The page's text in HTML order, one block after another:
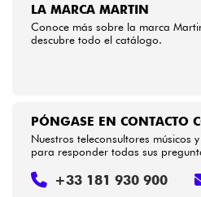
LA MARCA MARTIN
Conoce más sobre la marca
descubre todo el catálogo.
PÓNGASE EN CONTACTO
Nuestros teleconsultores músicos
para responder todas sus
+33 181 930 900